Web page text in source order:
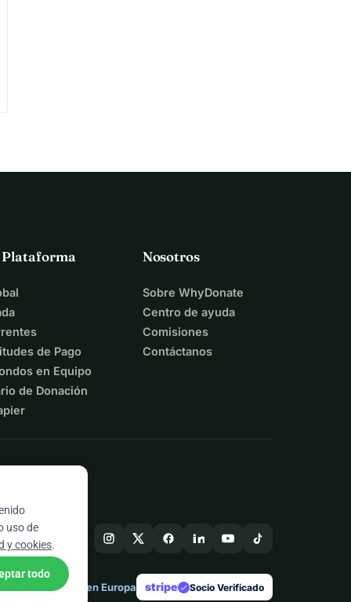
Plataforma
de Pago
en Equipo
de Donación
Nosotros
Sobre WhyDonate
Centro de ayuda
Comisiones
Contáctanos
Hecho en Europa stripe check Socio Verificado
uso de
y cookies.
todo